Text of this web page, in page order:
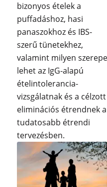
bizonyos ételek a
puffadáshoz, hasi
panaszokhoz és IBS-
szerű tünetekhez,
valamint milyen szerepe
lehet az IgG-alapú
ételintolerancia-
vizsgálatnak és a célzott
eliminációs étrendnek a
tudatosabb étrendi
tervezésben.